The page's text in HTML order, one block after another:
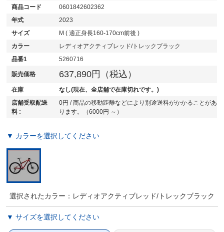
商品コード
0601842602362
年式
2023
サイズ
M ( 適正身長160-170cm前後 )
カラー
レディオアクティブレッド/トレックブラック
品番1
5260716
販売価格 637,890円（税込）
在庫
なし(現在、全店舗で在庫切れです。)
店舗受取配送
料 :
0円 / 商品の移動距離などにより別途送料がかかることがあ
ります。（6000円 ～）
▼ カラーを選択してください
選択されたカラー：レディオアクティブレッド/トレックブラック
▼ サイズを選択してください